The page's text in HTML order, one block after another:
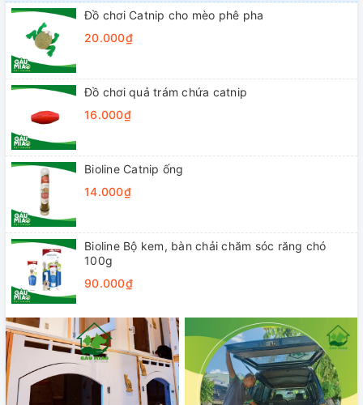
Đồ chơi Catnip cho mèo phê pha
20.000₫
Đồ chơi quả trám chứa catnip
16.000₫
Bioline Catnip ống
14.000₫
Bioline Bộ kem, bàn chải chăm sóc răng chó
100g
90.000₫